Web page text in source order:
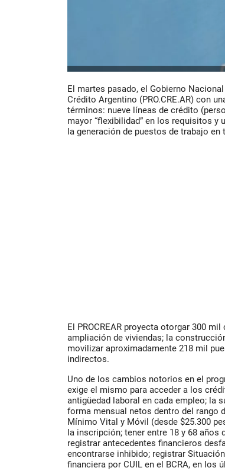
El martes pasado, el Gobierno
Crédito Argentino (PRO.CRE.AR) con
términos: nueve líneas de crédito
mayor “flexibilidad” en los requisitos y
la generación de puestos de trabajo en
El PROCREAR proyecta otorgar 300
ampliación de viviendas; la
movilizar aproximadamente 218 mil
indirectos.
Uno de los cambios notorios en el
exige el mismo para acceder a los
antigüedad laboral en cada empleo; la
forma mensual netos dentro del rango
Mínimo Vital y Móvil (desde $25.300
la inscripción; tener entre 18 y 68
registrar antecedentes financieros
encontrarse inhibido; registrar
financiera por CUIL en el BCRA, en los